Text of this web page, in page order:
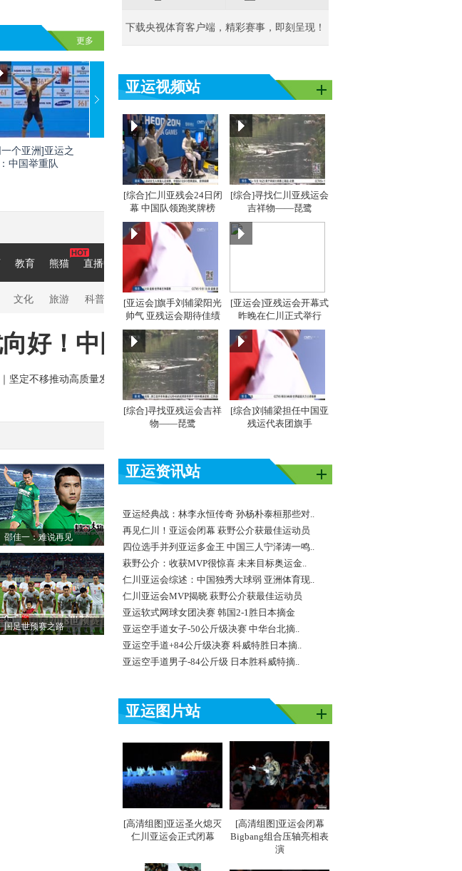
更多
个亚洲]亚运之
中国举重队
[同一个亚洲]亚运之
星：刘灏
[同一个亚洲]亚运之
星：吴敏霞
邵佳一：难说再见
国足世预赛之路
下载央视体育客户端，精彩赛事，即刻呈现！
亚运视频站
[综合]仁川亚残会24日闭
幕 中国队领跑奖牌榜
[综合]寻找仁川亚残运会
吉祥物——琵鹭
[亚运会]旗手刘辅梁阳光
帅气 亚残运会期待佳绩
[亚运会]亚残运会开幕式
昨晚在仁川正式举行
[综合]寻找亚残运会吉祥
物——琵鹭
[综合]刘辅梁担任中国亚
残运代表团旗手
亚运资讯站
亚运经典战：林李永恒传奇 孙杨朴泰桓那些对..
再见仁川！亚运会闭幕 萩野公介获最佳运动员
四位选手并列亚运多金王 中国三人宁泽涛一鸣..
萩野公介：收获MVP很惊喜 未来目标奥运金..
仁川亚运会综述：中国独秀大球弱 亚洲体育现..
仁川亚运会MVP揭晓 萩野公介获最佳运动员
亚运软式网球女团决赛 韩国2-1胜日本摘金
亚运空手道女子-50公斤级决赛 中华台北摘..
亚运空手道+84公斤级决赛 科威特胜日本摘..
亚运空手道男子-84公斤级 日本胜科威特摘..
亚运图片站
[高清组图]亚运圣火熄灭
仁川亚运会正式闭幕
[高清组图]亚运会闭幕
Bigbang组合压轴亮相表
演